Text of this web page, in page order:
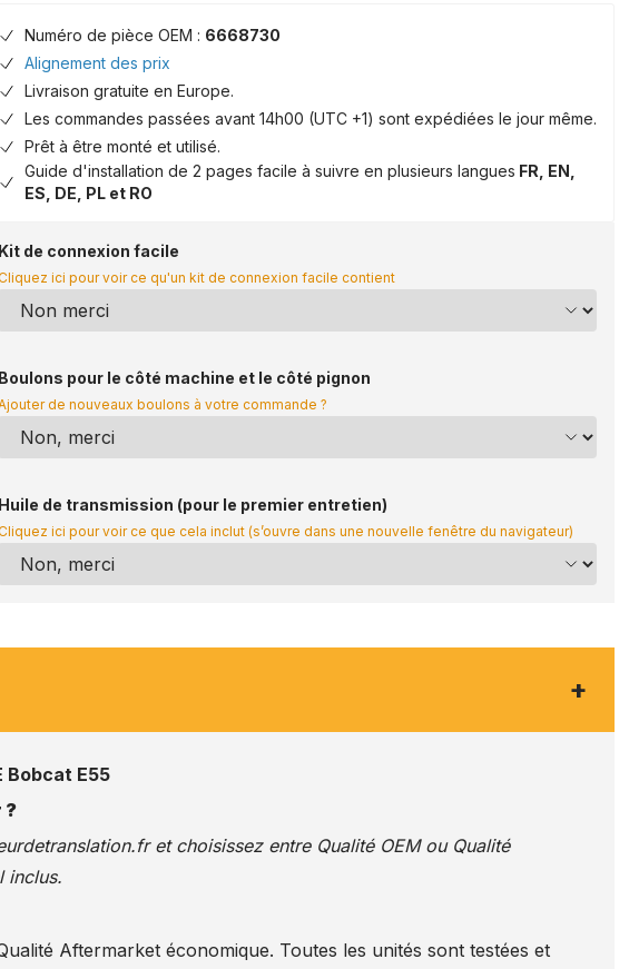
Numéro de pièce OEM : 6668730
Alignement des prix
Livraison gratuite en Europe.
Les commandes passées avant 14h00 (UTC +1) sont expédiées le jour même.
Prêt à être monté et utilisé.
Guide d'installation de 2 pages facile à suivre en plusieurs langues FR, EN,
ES, DE, PL et RO
Kit de connexion facile
ici pour voir ce qu'un kit de connexion facile contient
Boulons pour le côté machine et le côté pignon
de nouveaux boulons à votre commande ?
Huile de transmission (pour le premier entretien)
ici pour voir ce que cela inclut (s’ouvre dans une nouvelle fenêtre du navigateur)
+
Bobcat E55
?
et choisissez entre Qualité OEM ou Qualité
inclus.
Aftermarket économique. Toutes les unités sont testées et